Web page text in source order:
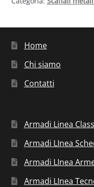
Home
Chi siamo
Contatti
Armadi Linea
Armadi LInea
Armadi LInea
Armadi LInea